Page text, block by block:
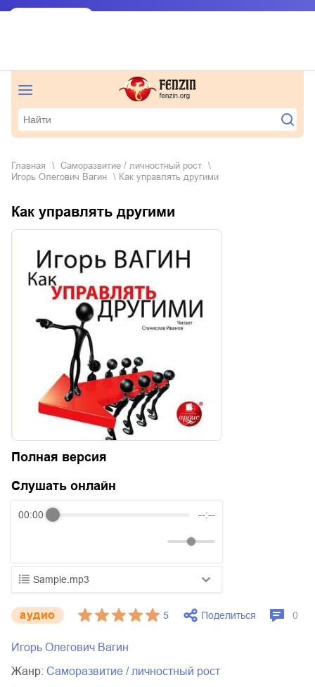
Главная
саморазвитие / личностный рост
Игорь Олегович Вагин
Как управлять другими
Как управлять другими
Полная версия
Слушать онлайн
00:00 --:--
Sample.mp3
01.mp3
03.mp3
aудио 5 Поделиться 0
Игорь Олегович Вагин
Жанр:
саморазвитие / личностный рост